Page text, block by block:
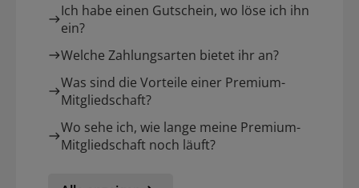
Ich habe einen Gutschein, wo löse ich ihn
ein?
Welche Zahlungsarten bietet ihr an?
Was sind die Vorteile einer Premium-
Mitgliedschaft?
Wo sehe ich, wie lange meine Premium-
Mitgliedschaft noch läuft?